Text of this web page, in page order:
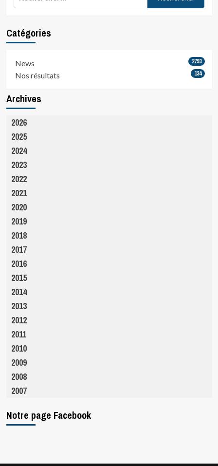
Catégories
News 2793
Nos résultats 134
Archives
2026
2025
2024
2023
2022
2021
2020
2019
2018
2017
2016
2015
2014
2013
2012
2011
2010
2009
2008
2007
Notre page Facebook